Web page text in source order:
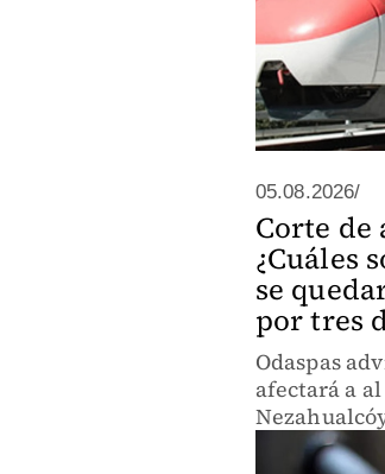
05.08.2026/
Corte de
¿Cuáles
se
por tres
Odaspas
afectará a